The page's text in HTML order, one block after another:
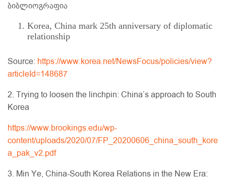
ბიბლიოგრაფია
Korea, China mark 25th anniversary of diplomatic
relationship
Source: https://www.korea.net/NewsFocus/policies/view?
articleId=148687
2. Trying to loosen the linchpin: China’s approach to South
Korea
https://www.brookings.edu/wp-
content/uploads/2020/07/FP_20200606_china_south_kore
a_pak_v2.pdf
3. Min Ye, China-South Korea Relations in the New Era: